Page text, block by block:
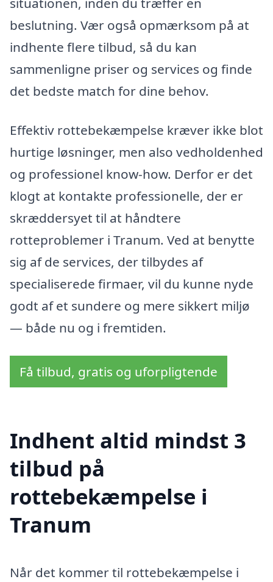
beslutning. Vær også opmærksom på at
indhente flere tilbud, så du kan
sammenligne priser og services og finde
det bedste match for dine behov.
Effektiv rottebekæmpelse kræver ikke blot
hurtige løsninger, men also vedholdenhed
og professionel know-how. Derfor er det
klogt at kontakte professionelle, der er
skræddersyet til at håndtere
rotteproblemer i Tranum. Ved at benytte
sig af de services, der tilbydes af
specialiserede firmaer, vil du kunne nyde
godt af et sundere og mere sikkert miljø
— både nu og i fremtiden.
Få tilbud, gratis og uforpligtende
Indhent altid mindst 3
tilbud på
rottebekæmpelse i
Tranum
Når det kommer til rottebekæmpelse i